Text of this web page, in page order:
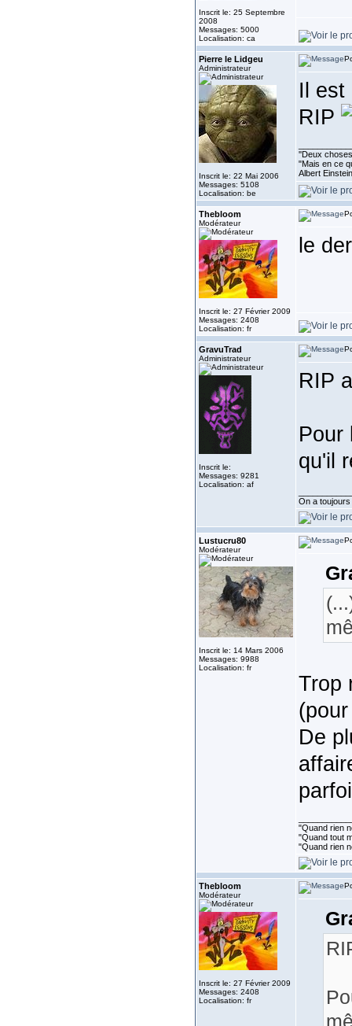
Inscrit le: 25 Septembre
2008
Messages: 5000
Localisation: ca
Pierre le Lidgeu
Administrateur
Inscrit le: 22 Mai 2006
Messages: 5108
Localisation: be
Il est
RIP
''Deux
"Mais en ce
Albert
Thebloom
Modérateur
Inscrit le: 27 Février 2009
Messages: 2408
Localisation: fr
le
GravuTrad
Administrateur
Inscrit le:
Messages: 9281
Localisation: af
RIP
Pour
qu'il
On a
Lustucru80
Modérateur
Inscrit le: 14 Mars 2006
Messages: 9988
Localisation: fr
Trop
De
"Quand rien
"Quand tout
"Quand rien
Thebloom
Modérateur
Inscrit le: 27 Février 2009
Messages: 2408
Localisation: fr